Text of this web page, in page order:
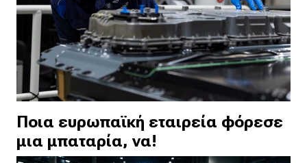
Ποια ευρωπαϊκή εταιρεία φόρεσε
μια μπαταρία, να!